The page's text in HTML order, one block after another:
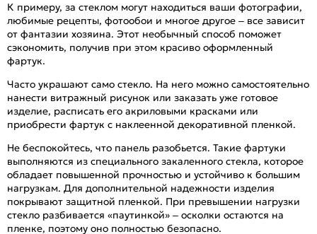
К примеру, за стеклом могут находиться ваши фотографии,
любимые рецепты, фотообои и многое другое – все зависит
от фантазии хозяина. Этот необычный способ поможет
сэкономить, получив при этом красиво оформленный
фартук.
Часто украшают само стекло. На него можно самостоятельно
нанести витражный рисунок или заказать уже готовое
изделие, расписать его акриловыми красками или
приобрести фартук с наклеенной декоративной пленкой.
Не беспокойтесь, что панель разобьется. Такие фартуки
выполняются из специального закаленного стекла, которое
обладает повышенной прочностью и устойчиво к большим
нагрузкам. Для дополнительной надежности изделия
покрывают защитной пленкой. При превышении нагрузки
стекло разбивается «паутинкой» – осколки остаются на
пленке, поэтому оно полностью безопасно.